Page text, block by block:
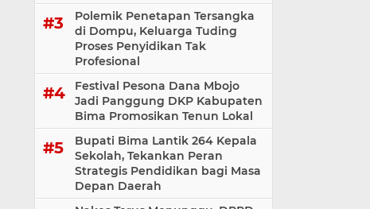
Polemik Penetapan Tersangka
di Dompu, Keluarga Tuding
Proses Penyidikan Tak
Profesional
Festival Pesona Dana Mbojo
Jadi Panggung DKP Kabupaten
Bima Promosikan Tenun Lokal
Bupati Bima Lantik 264 Kepala
Sekolah, Tekankan Peran
Strategis Pendidikan bagi Masa
Depan Daerah